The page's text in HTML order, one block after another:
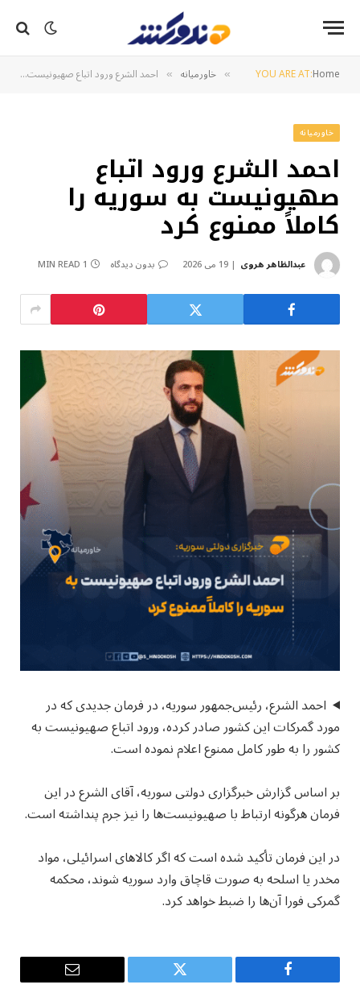
YOU ARE AT:Home
» خاورمیانه » احمد الشرع ورود اتباع صهیونیست به سوریه را کاملاً ممنوع کرد
خاورمیانه
احمد الشرع ورود اتباع
صهیونیست به سوریه را
کاملاً ممنوع کرد
عبدالظاهر هروی 19 می 2026 بدون دیدگاه 1 MIN READ
احمد الشرع، رئیس‌جمهور سوریه، در فرمان جدیدی که در
مورد گمرکات این کشور صادر کرده، ورود اتباع صهیونیست به
کشور را به طور کامل ممنوع اعلام نموده‌ است.
بر اساس گزارش خبرگزاری دولتی سوریه، آقای الشرع در این
فرمان هرگونه ارتباط با صهیونیست‌ها را نیز جرم پنداشته است.
در این فرمان تأکید شده است که اگر کالاهای اسرائیلی، مواد
مخدر یا اسلحه به صورت قاچاق وارد سوریه شوند، محکمه
گمرکی فورا آن‌ها را ضبط خواهد کرد.
Facebook
Twitter
Email